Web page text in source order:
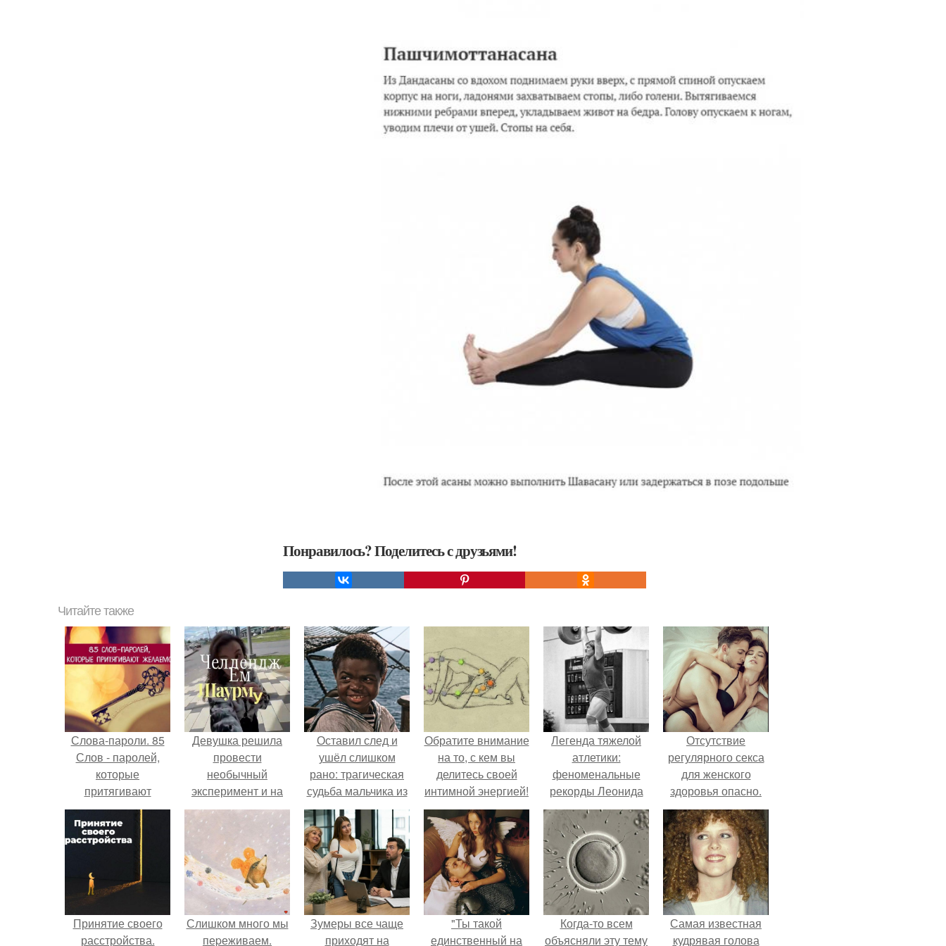
Понравилось? Поделитесь с друзьями!
Читайте также
Слова-пароли. 85
Слов - паролей,
которые
притягивают
желаемое.
Девушка решила
провести
необычный
эксперимент и на
протяжении 30
дней питалась
одной шаурмой.
Оставил след и
ушёл слишком
рано: трагическая
судьба мальчика из
фильма
"Максимка".
Обратите внимание
на то, с кем вы
делитесь своей
интимной энергией!
Легенда тяжелой
атлетики:
феноменальные
рекорды Леонида
Тараненко.
Отсутствие
регулярного секса
для женского
здоровья опасно.
Принятие своего
расстройства.
Слишком много мы
пеpеживаем.
Зумеры все чаще
приходят на
"Ты такой
единственный на
Когда-то всем
объясняли эту тему
Самая известная
кудрявая голова